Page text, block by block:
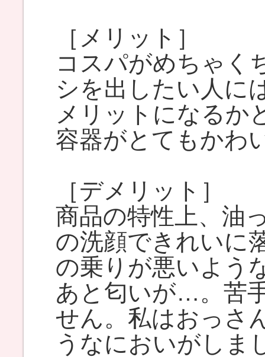
［メリット］
コスパがめちゃく
シを出したい人に
メリットになるか
容器がとてもかわ
［デメリット］
商品の特性上、油
の洗顔できれいに
の乗りが悪いよう
あと匂いが…。苦
せん。私はおっさ
うなにおいがしま